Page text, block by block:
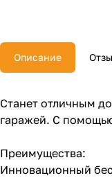
Описание
Станет отличным
гаражей. С
Преимущества:
Инновационный